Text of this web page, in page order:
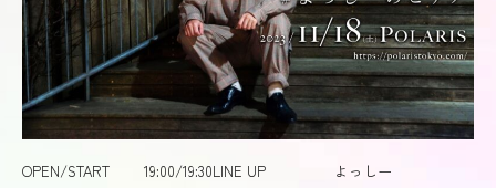
OPEN/START 19:00/19:30LINE UP
よっしー